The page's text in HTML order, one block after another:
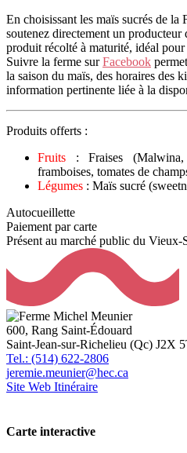
En choisissant les maïs sucrés de
soutenez directement un producteur
produit récolté à maturité, idéal
Suivre la ferme surFacebook
la saison du maïs, des horaires des
information pertinente liée à la
Produits offerts :
Fruits : Fraises (Malwina,
framboises, tomates de
Légumes : Maïs sucré
Autocueillette
Paiement par carte
Présent au marché public du Vieux-
600, Rang Saint-Édouard
Saint-Jean-sur-Richelieu (Qc) J2X
Tel.: (514) 622-2806
jeremie.meunier@hec.ca
Site Web Itinéraire
Carte interactive